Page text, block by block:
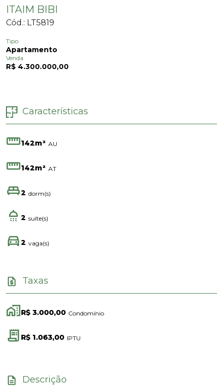
ITAIM BIBI
Cód.: LT5819
Tipo
Apartamento
Venda
R$ 4.300.000,00
Características
142m² AU
142m² AT
2 dorm(s)
2 suíte(s)
2 vaga(s)
Taxas
R$ 3.000,00 Condomínio
R$ 1.063,00 IPTU
Descrição